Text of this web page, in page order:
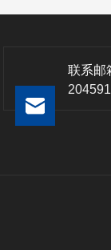
联系邮